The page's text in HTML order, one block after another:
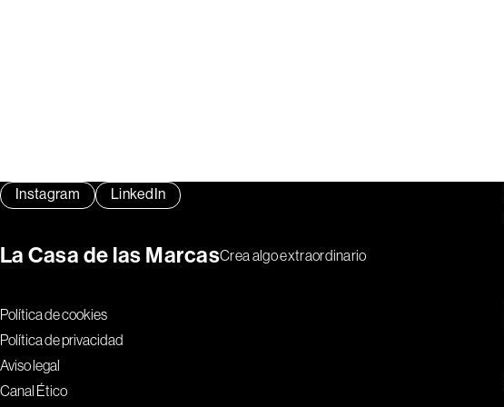
Instagram LinkedIn
La Casa de las MarcasCrea algo extraordinario
Política de cookies
Política de privacidad
Aviso legal
Canal Ético